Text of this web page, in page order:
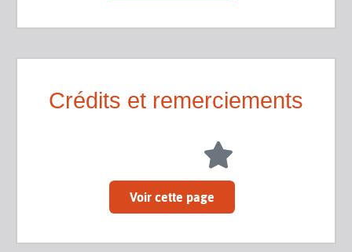
Crédits et remerciements
Voir cette page